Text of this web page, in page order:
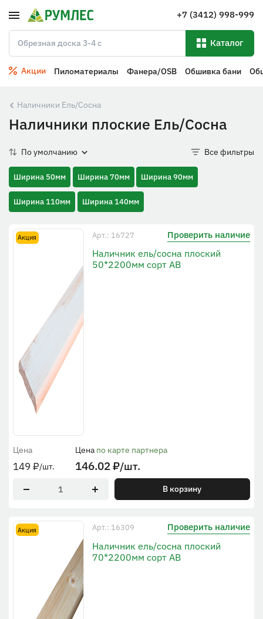
+7 (3412) 998-999
Каталог
Акции Пиломатериалы Фанера/OSB Обшивка бани
Наличники Ель/Сосна
Наличники плоские Ель/Сосна
По умолчанию Все фильтры
Ширина 50мм Ширина 70мм Ширина 90мм
Ширина 110мм Ширина 140мм
Акция Арт.: 16727 Проверить наличие
Наличник ель/сосна плоский
50*2200мм сорт АВ
Цена
149 ₽/шт.
Цена по карте партнера
146.02₽/шт.
В корзину
Акция Арт.: 16309 Проверить наличие
Наличник ель/сосна плоский
70*2200мм сорт АВ